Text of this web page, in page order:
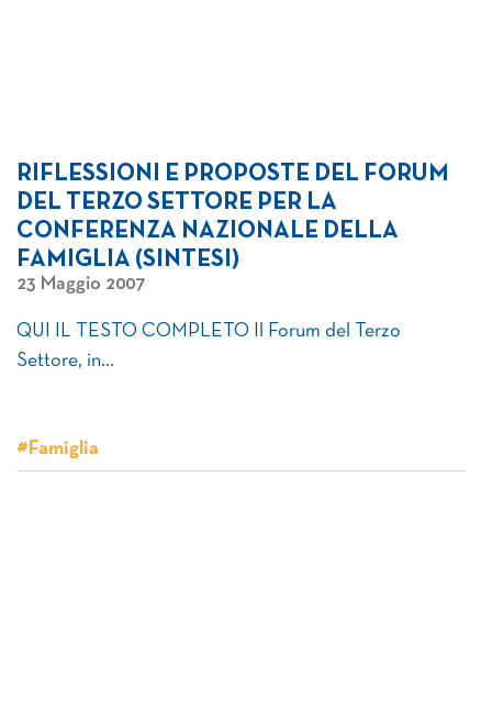
RIFLESSIONI E PROPOSTE DEL FORUM
DEL TERZO SETTORE PER LA
CONFERENZA NAZIONALE DELLA
FAMIGLIA (SINTESI)
23 Maggio 2007
QUI IL TESTO COMPLETO Il Forum del Terzo
Settore, in…
#Famiglia